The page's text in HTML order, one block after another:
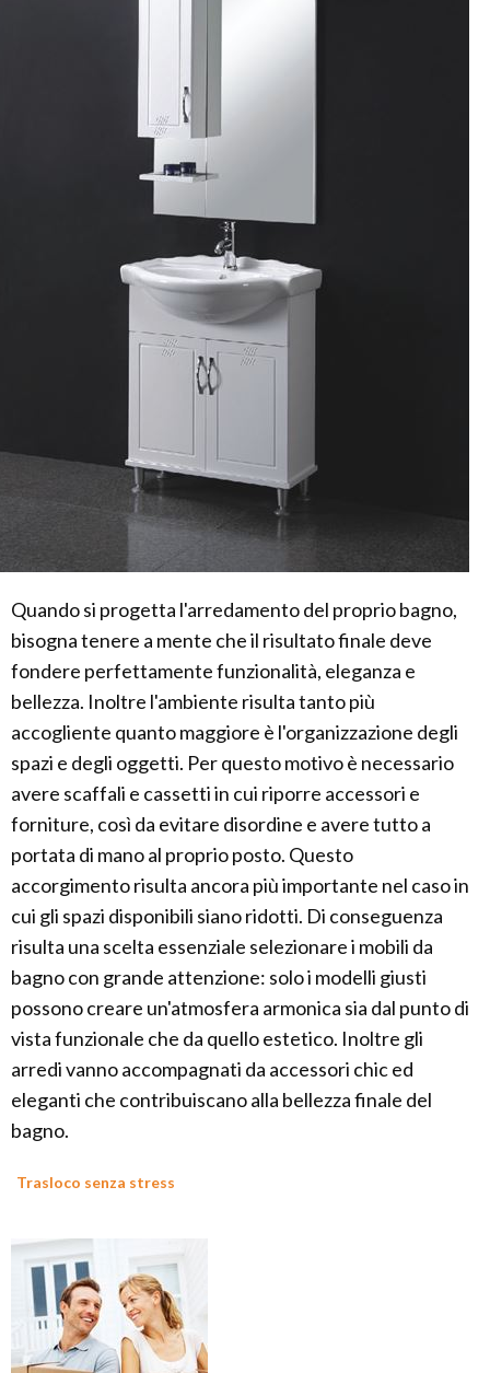
Quando si progetta l'arredamento del proprio bagno,
bisogna tenere a mente che il risultato finale deve
fondere perfettamente funzionalità, eleganza e
bellezza. Inoltre l'ambiente risulta tanto più
accogliente quanto maggiore è l'organizzazione degli
spazi e degli oggetti. Per questo motivo è necessario
avere scaffali e cassetti in cui riporre accessori e
forniture, così da evitare disordine e avere tutto a
portata di mano al proprio posto. Questo
accorgimento risulta ancora più importante nel caso in
cui gli spazi disponibili siano ridotti. Di conseguenza
risulta una scelta essenziale selezionare i mobili da
bagno con grande attenzione: solo i modelli giusti
possono creare un'atmosfera armonica sia dal punto di
vista funzionale che da quello estetico. Inoltre gli
arredi vanno accompagnati da accessori chic ed
eleganti che contribuiscano alla bellezza finale del
bagno.
Trasloco senza stress